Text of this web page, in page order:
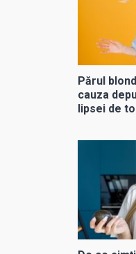
Părul
cauza
lipsei de